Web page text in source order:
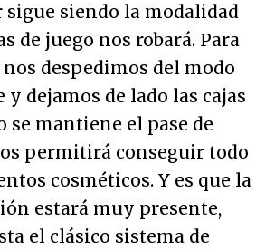
siendo la modalidad
de juego nos robará. Para
despedimos del modo
y dejamos de lado las cajas
se mantiene el pase de
permitirá conseguir todo
cosméticos. Y es que la
estará muy presente,
el clásico sistema de